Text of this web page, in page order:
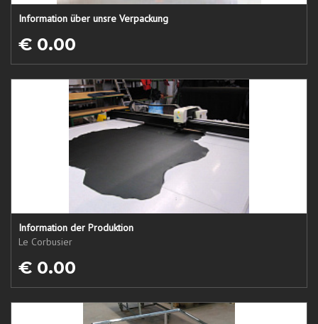
Information über unsre Verpackung
€ 0.00
Information der Produktion
Le Corbusier
€ 0.00